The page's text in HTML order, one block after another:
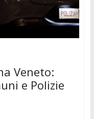
Veneto:
e Polizie